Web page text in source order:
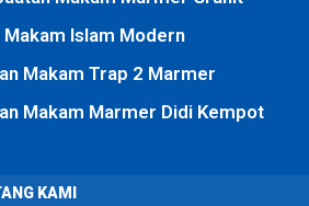
Islam Modern
Makam Trap 2 Marmer
Makam Marmer Didi Kempot
KAMI